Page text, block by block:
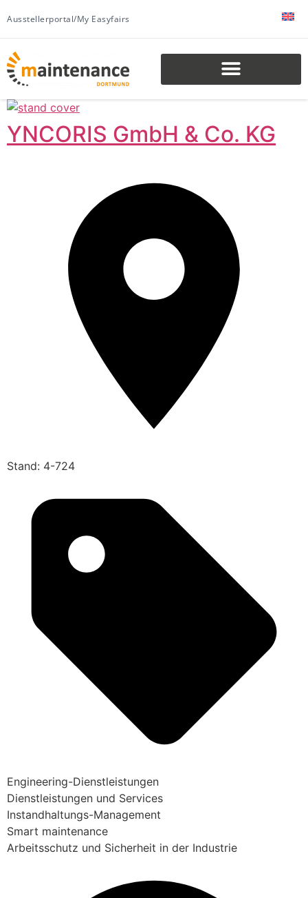
Ausstellerportal/My Easyfairs
YNCORIS GmbH & Co. KG
Stand: 4-724
Engineering-Dienstleistungen
Dienstleistungen und Services
Instandhaltungs-Management
Smart maintenance
Arbeitsschutz und Sicherheit in der Industrie